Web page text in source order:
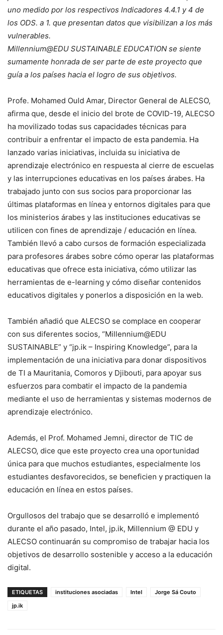
uno medido por los respectivos Indicadores 4.4.1 y 4 de
los ODS. a 1. que presentan datos que visibilizan a los más
vulnerables.
Millennium@EDU SUSTAINABLE EDUCATION se siente
sumamente honrada de ser parte de este proyecto que
guía a los países hacia el logro de sus objetivos.
Profe. Mohamed Ould Amar, Director General de ALECSO,
afirma que, desde el inicio del brote de COVID-19, ALECSO
ha movilizado todas sus capacidades técnicas para
contribuir a enfrentar el impacto de esta pandemia. Ha
lanzado varias iniciativas, incluida su iniciativa de
aprendizaje electrónico en respuesta al cierre de escuelas
y las interrupciones educativas en los países árabes. Ha
trabajado junto con sus socios para proporcionar las
últimas plataformas en línea y entornos digitales para que
los ministerios árabes y las instituciones educativas se
utilicen con fines de aprendizaje / educación en línea.
También llevó a cabo cursos de formación especializada
para profesores árabes sobre cómo operar las plataformas
educativas que ofrece esta iniciativa, cómo utilizar las
herramientas de e-learning y cómo diseñar contenidos
educativos digitales y ponerlos a disposición en la web.
También añadió que ALECSO se complace en cooperar
con sus diferentes socios, “Millennium@EDU
SUSTAINABLE” y “jp.ik – Inspiring Knowledge”, para la
implementación de una iniciativa para donar dispositivos
de TI a Mauritania, Comoros y Djibouti, para apoyar sus
esfuerzos para combatir el impacto de la pandemia
mediante el uso de herramientas y sistemas modernos de
aprendizaje electrónico.
Además, el Prof. Mohamed Jemni, director de TIC de
ALECSO, dice que este proyecto crea una oportunidad
única para que muchos estudiantes, especialmente los
estudiantes desfavorecidos, se beneficien y practiquen la
educación en línea en estos países.
Orgullosos del trabajo que se desarrolló e implementó
durante el año pasado, Intel, jp.ik, Millennium @ EDU y
ALECSO continuarán su compromiso de trabajar hacia los
objetivos de desarrollo sostenible y acceso a la educación
digital.
ETIQUETAS instituciones asociadas Intel
Jorge Sá Couto
jp.ik